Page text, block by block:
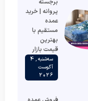
برجسته
پروانه | خرید
عمده
مستقیم با
بهترین
قیمت بازار
سه‌شنبه , 4
آگوست
2026